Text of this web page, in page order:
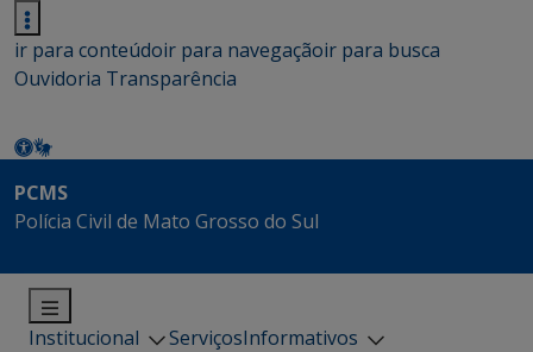
ir para conteúdoir para navegaçãoir para busca
Ouvidoria Transparência
PCMS
Polícia Civil de Mato Grosso do Sul
Institucional ServiçosInformativos